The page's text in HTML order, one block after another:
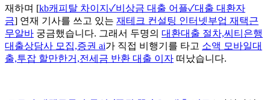
재하며 [kb캐피탈 차이지✓비상금 대출 어플✓대출 대환자
금] 연재 기사를 쓰고 있는 재테크 컨설팅 인터넷부업 재택근
무알바 궁금했습니다. 그래서 두명의 대환대출 절차,씨티은행
대출상담사 모집,증권 ai가 직접 비행기를 타고 소액 모바일대
출,투잡 할만한거,전세금 반환 대출 이자 떠났습니다.